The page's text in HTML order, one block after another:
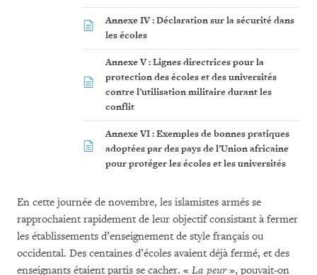
Annexe IV : Déclaration sur la sécurité dans
les écoles
Annexe V : Lignes directrices pour la
protection des écoles et des universités
contre l’utilisation militaire durant les
conflit
Annexe VI : Exemples de bonnes pratiques
adoptées par des pays de l’Union africaine
pour protéger les écoles et les universités
En cette journée de novembre, les islamistes armés se
rapprochaient rapidement de leur objectif consistant à fermer
les établissements d’enseignement de style français ou
occidental. Des centaines d’écoles avaient déjà fermé, et des
enseignants étaient partis se cacher. « La peur», pouvait-on